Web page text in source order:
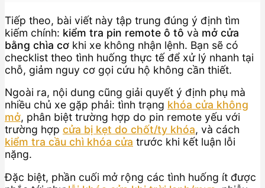
Tiếp theo, bài viết này tập trung đúng ý định tìm
kiếm chính: kiểm tra pin remote ô tô và mở cửa
bằng chìa cơ khi xe không nhận lệnh. Bạn sẽ có
checklist theo tình huống thực tế để xử lý nhanh tại
chỗ, giảm nguy cơ gọi cứu hộ không cần thiết.
Ngoài ra, nội dung cũng giải quyết ý định phụ mà
nhiều chủ xe gặp phải: tình trạng khóa cửa không
mở, phân biệt trường hợp do pin remote yếu với
trường hợp cửa bị kẹt do chốt/ty khóa, và cách
kiểm tra cầu chì khóa cửa trước khi kết luận lỗi
nặng.
Đặc biệt, phần cuối mở rộng các tình huống ít được